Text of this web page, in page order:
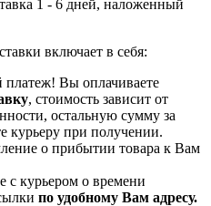
1 - 6 дней, наложенный
включает в себя:
Вы оплачиваете
, стоимость зависит от
остальную сумму за
курьеру при получении.
о прибытии товара к Вам
с курьером о времени
по удобному Вам адресу.